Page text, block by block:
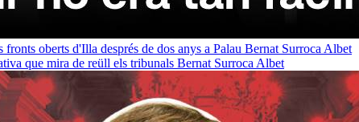
oberts d'Illa després de dos anys a Palau Bernat Surroca Albet
que mira de reüll els tribunals Bernat Surroca Albet